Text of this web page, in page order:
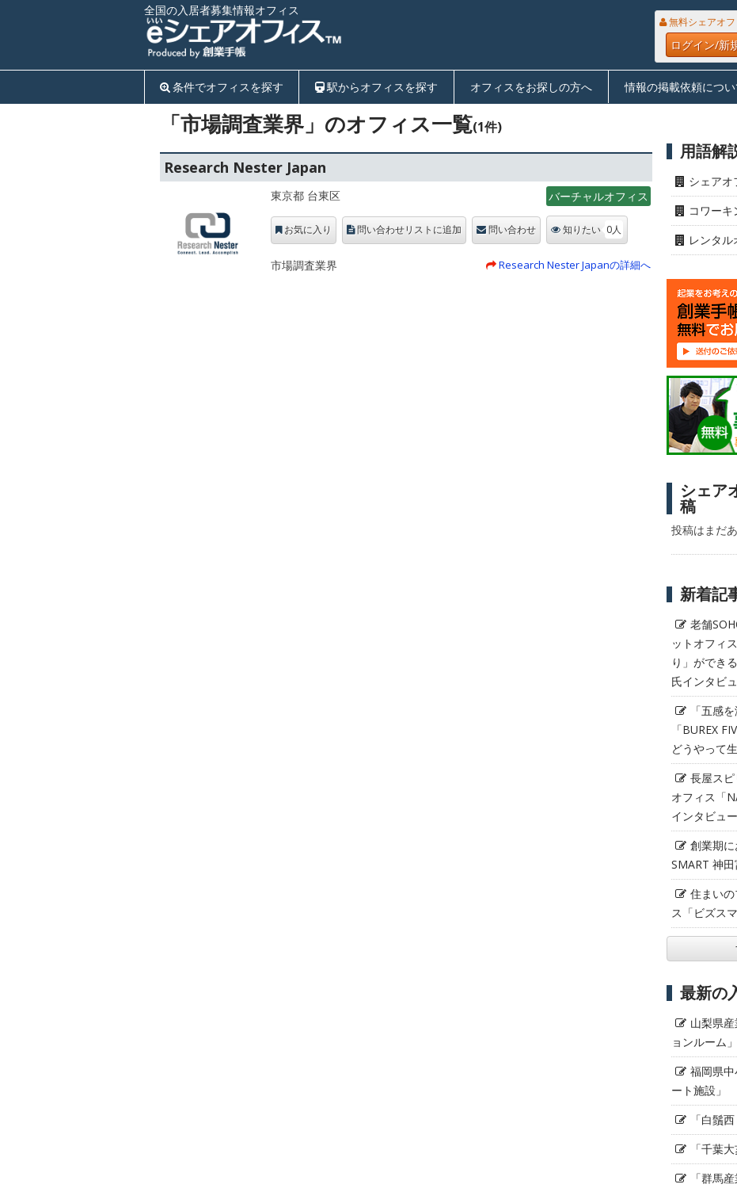
全国の入居者募集情報オフィス
無料シェアオ
ログイン/新
条件でオフィスを探す 駅からオフィスを探す オフィスをお探しの方へ 情報の掲載依頼につ
「市場調査業界」のオフィス一覧(1件)
Research Nester Japan
東京都 台東区 バーチャルオフィス
お気に入り 問い合わせリストに追加 問い合わせ 知りたい 0人
市場調査業界 Research Nester Japanの詳細へ
用語解
シェアオ
コワー
レンタル
シェア
稿
投稿はまだ
新着記
老舗
ットオフィ
り」ができ
氏インタビ
「五感
「BUREX
どうやって
長屋ス
オフィス「
インタビュー
創業期
SMART 神
住まい
ス「ビズス
最新の
山梨県
ョンルーム」
福岡県
ート施設」
「白鬚
「千葉
「群馬